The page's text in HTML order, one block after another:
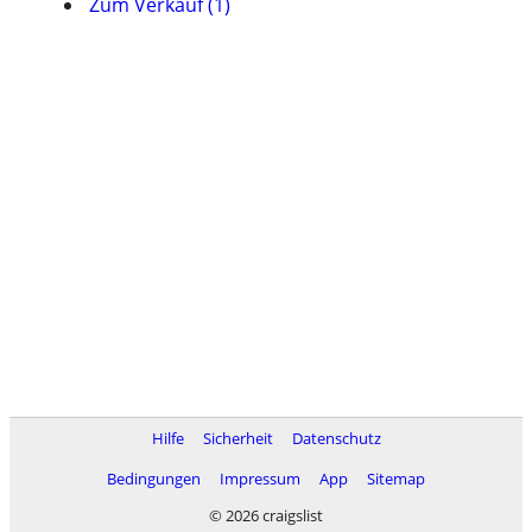
Hilfe Sicherheit
Datenschutz
Bedingungen
Impressum App
Sitemap
© 2026 craigslist